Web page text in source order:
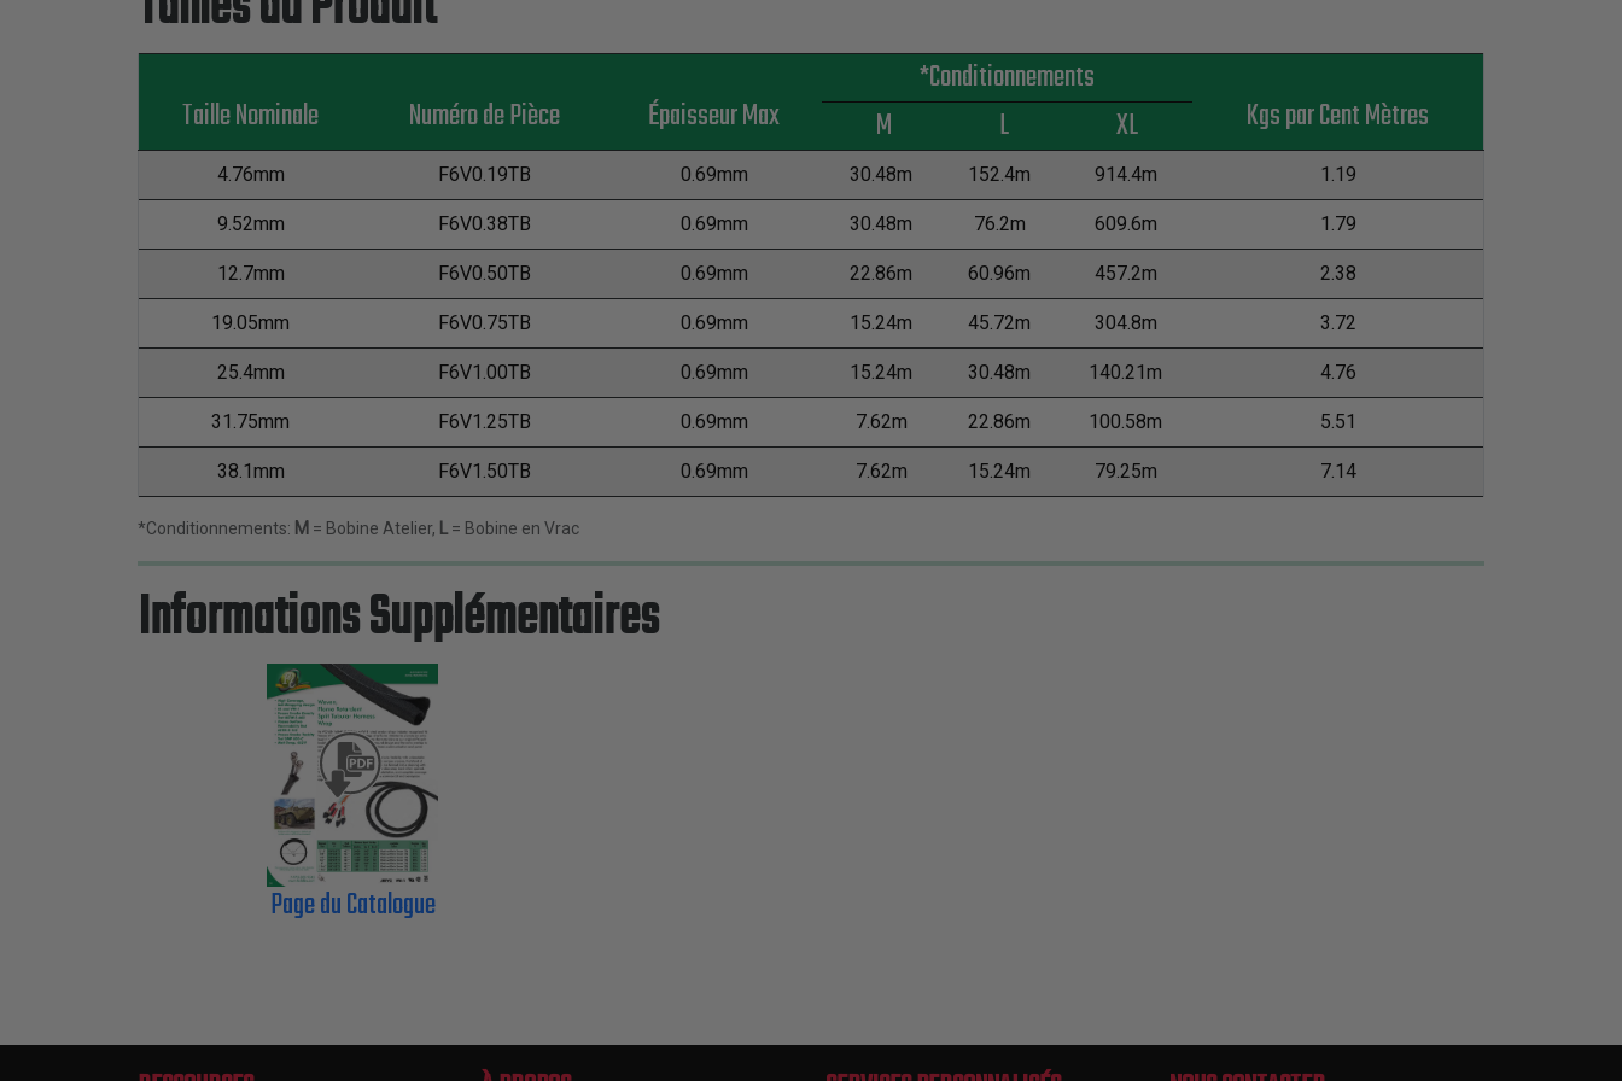
Taille Nominale Numéro de Pièce Épaisseur Max
*Conditionnements
M
L XL Kgs par Cent Mètres
4.76mm F6V0.19TB 0.69mm 30.48m 152.4m 914.4m 1.19
9.52mm F6V0.38TB 0.69mm 30.48m 76.2m 609.6m 1.79
12.7mm F6V0.50TB 0.69mm 22.86m 60.96m 457.2m 2.38
19.05mm F6V0.75TB 0.69mm 15.24m 45.72m 304.8m 3.72
25.4mm F6V1.00TB 0.69mm 15.24m 30.48m 140.21m 4.76
31.75mm F6V1.25TB 0.69mm 7.62m 22.86m 100.58m 5.51
38.1mm F6V1.50TB 0.69mm 7.62m 15.24m 79.25m 7.14
*Conditionnements: M = Bobine Atelier, L = Bobine en Vrac
Informations Supplémentaires
Page du Catalogue